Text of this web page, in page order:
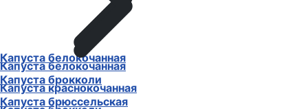
Капуста белокочанная
Капуста брокколи
Капуста брюссельская
Капуста белокочанная
Капуста краснокочанная